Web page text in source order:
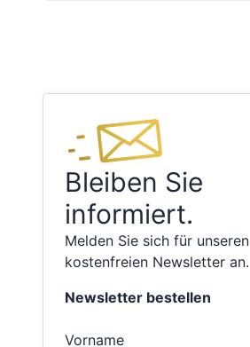
Bleiben Sie
informiert.
Melden Sie sich für unseren
kostenfreien Newsletter an.